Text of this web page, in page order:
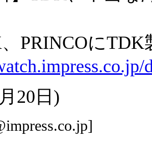
PRINCOに
20日)